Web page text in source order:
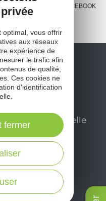
MESSENGER FACEBOOK
mensuelle
profiter
en Aveyron.
ici
optimal, vous offrir
aux réseaux
expérience de
le trafic afin
de qualité,
Ces cookies ne
d'identification
fermer